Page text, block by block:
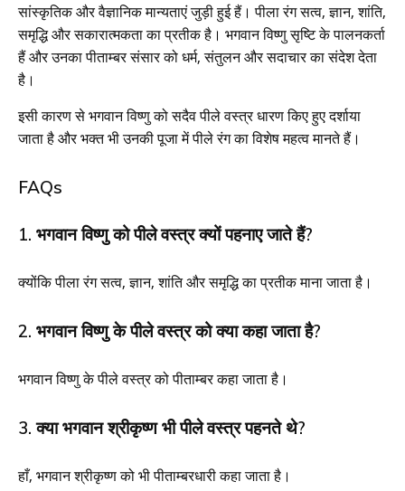
सांस्कृतिक और वैज्ञानिक मान्यताएं जुड़ी हुई हैं। पीला रंग सत्व, ज्ञान, शांति,
समृद्धि और सकारात्मकता का प्रतीक है। भगवान विष्णु सृष्टि के पालनकर्ता
हैं और उनका पीताम्बर संसार को धर्म, संतुलन और सदाचार का संदेश देता
है।
इसी कारण से भगवान विष्णु को सदैव पीले वस्त्र धारण किए हुए दर्शाया
जाता है और भक्त भी उनकी पूजा में पीले रंग का विशेष महत्व मानते हैं।
FAQs
1. भगवान विष्णु को पीले वस्त्र क्यों पहनाए जाते हैं?
क्योंकि पीला रंग सत्व, ज्ञान, शांति और समृद्धि का प्रतीक माना जाता है।
2. भगवान विष्णु के पीले वस्त्र को क्या कहा जाता है?
भगवान विष्णु के पीले वस्त्र को पीताम्बर कहा जाता है।
3. क्या भगवान श्रीकृष्ण भी पीले वस्त्र पहनते थे?
हाँ, भगवान श्रीकृष्ण को भी पीताम्बरधारी कहा जाता है।